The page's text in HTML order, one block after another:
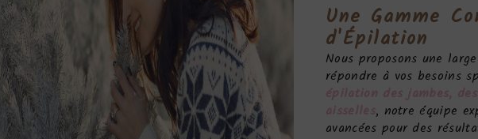
Une Gamme
d'Épilation
Nous proposons une
répondre à vos besoins
épilation des jambes,
aisselles, notre équipe
avancées pour des